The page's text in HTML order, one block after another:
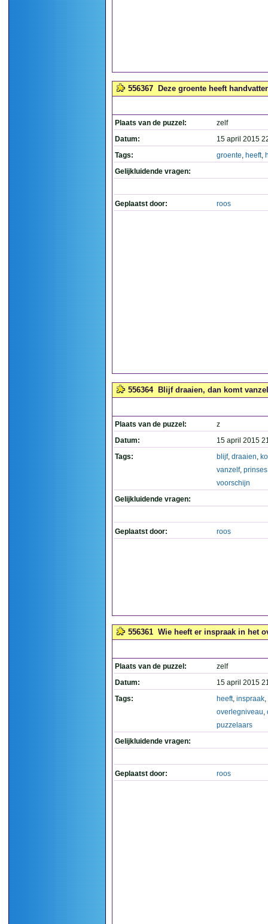
556367 Deze groente heeft
Plaats van de puzzel:
zelf
Datum:
15 april 2015
Tags:
groente, heeft,
Gelijkluidende vragen:
Geplaatst door: roos
556364 Blijf draaien, dan komt
Plaats van de puzzel:
z
Datum:
15 april 2015
Tags:
blijf, draaien,
vanzelf, prinses
voorschijn
Gelijkluidende vragen:
Geplaatst door: roos
556361 Wie heeft er inspraak in het
Plaats van de puzzel:
zelf
Datum:
15 april 2015
Tags:
heeft, inspraak,
overlegniveau,
puzzelaars
Gelijkluidende vragen:
Geplaatst door: roos